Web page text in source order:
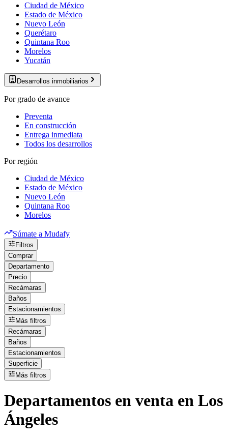
Ciudad de México
Estado de México
Nuevo León
Querétaro
Quintana Roo
Morelos
Yucatán
Desarrollos inmobiliarios
Por grado de avance
Preventa
En construcción
Entrega inmediata
Todos los desarrollos
Por región
Ciudad de México
Estado de México
Nuevo León
Quintana Roo
Morelos
Súmate a Mudafy
Filtros
Comprar
Departamento
Precio
Recámaras
Baños
Estacionamientos
Más filtros
Recámaras
Baños
Estacionamientos
Superficie
Más filtros
Departamentos en venta en Los
Ángeles